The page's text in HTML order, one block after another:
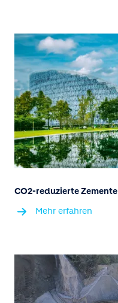
CO2-reduzierte Zemente
Mehr erfahren